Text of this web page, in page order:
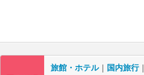
旅館・ホテル｜ 国内旅行｜